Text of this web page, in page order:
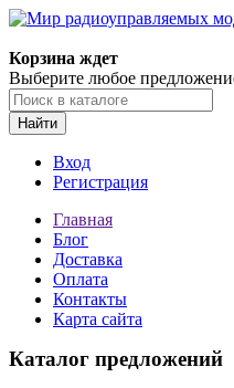
Корзина ждет
Выберите любое
Найти
Вход
Регистрация
Главная
Блог
Доставка
Оплата
Контакты
Карта сайта
Каталог предложений